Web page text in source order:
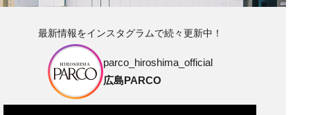
最新情報をインスタグラムで続々更新中！
parco_hiroshima_official
広島PARCO